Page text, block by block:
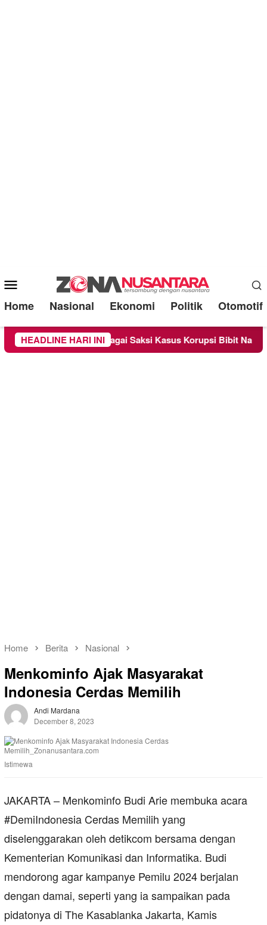
Mobile
Menu
Home Nasional Ekonomi Politik Otomotif
HEADLINE HARI INI
Diperiksa Sebagai Saksi Kasus Korupsi Bibit Nanas Sulsel
Home Berita Nasional
Menkominfo Ajak Masyarakat
Indonesia Cerdas Memilih
Andi Mardana
December 8, 2023
Istimewa
JAKARTA – Menkominfo Budi Arie membuka acara
#DemiIndonesia Cerdas Memilih yang
diselenggarakan oleh detikcom bersama dengan
Kementerian Komunikasi dan Informatika. Budi
mendorong agar kampanye Pemilu 2024 berjalan
dengan damai, seperti yang ia sampaikan pada
pidatonya di The Kasablanka Jakarta, Kamis